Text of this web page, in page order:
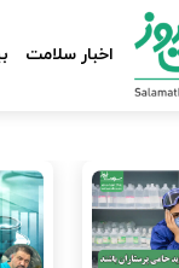
اخبار سلامت